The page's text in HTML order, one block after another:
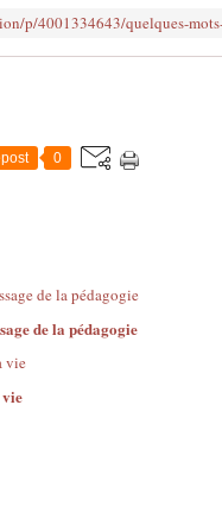
0
de la pédagogie